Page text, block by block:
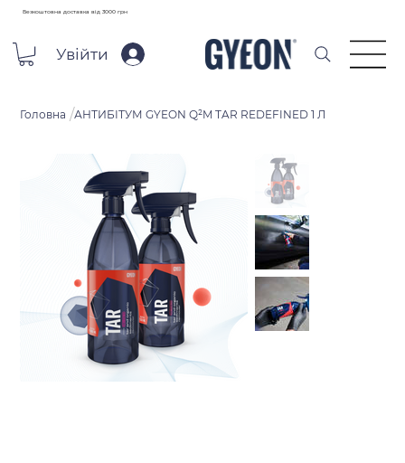
Безкоштовна доставка від 3000 грн
Увійти
Головна /АНТИБІТУМ GYEON Q²M TAR REDEFINED 1 Л